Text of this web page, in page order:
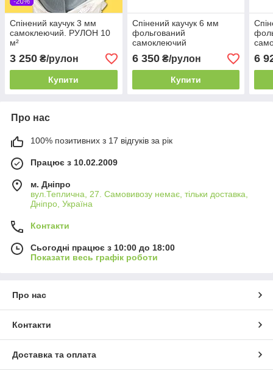
Спінений каучук 3 мм
самоклеючий. РУЛОН 10
м²
3 250 ₴/рулон
Купити
Спінений каучук 6 мм
фольгований
самоклеючий
(теплоізоляційний
матеріал). РУЛОН 10 м²
6 350₴/рулон
Купити
м²
6
Про нас
100% позитивних з 17 відгуків за рік
Працює з 10.02.2009
м. Дніпро
вул.Теплична, 27. Самовивозу немає, тільки доставка,
Дніпро, Україна
Контакти
Сьогодні працює з 10:00 до 18:00
Показати весь графік роботи
Про нас
Контакти
Доставка та оплата